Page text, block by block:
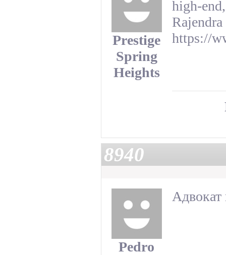
Prestige
Spring
Heights
high-
https://
8940
Pedro